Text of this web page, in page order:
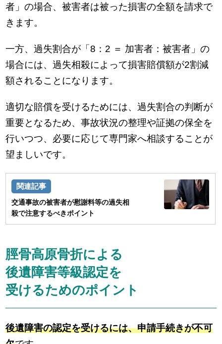
者」の場合、被害者は被った損害の全額を請求で
きます。
一方、過失割合が「8：2 ＝ 加害者：被害者」の
場合には、過失相殺によって損害賠償額が2割減
額されることになります。
適切な賠償を受けるためには、過失割合の判断が
重要となるため、事故状況の整理や証拠の保全を
行いつつ、必要に応じて専門家へ相談することが
望ましいです。
交通事故の被害者が慰謝料等の過失相
殺で注意するべきポイント
脛骨高原骨折による
後遺障害等級認定を
受けるためのポイント
後遺障害の認定を受けるには、申請手続きが不可